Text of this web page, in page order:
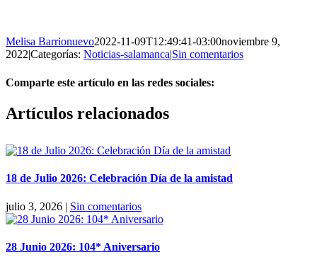
Melisa Barrionuevo2022-11-09T12:49:41-03:00noviembre 9,
2022|Categorías: Noticias-salamanca|Sin comentarios
Comparte este artículo en las redes sociales:
Facebook
X
Reddit
LinkedIn
Pinterest
Vk
Artículos relacionados
18 de Julio 2026: Celebración Día de la amistad
julio 3, 2026 | Sin comentarios
28 Junio 2026: 104* Aniversario